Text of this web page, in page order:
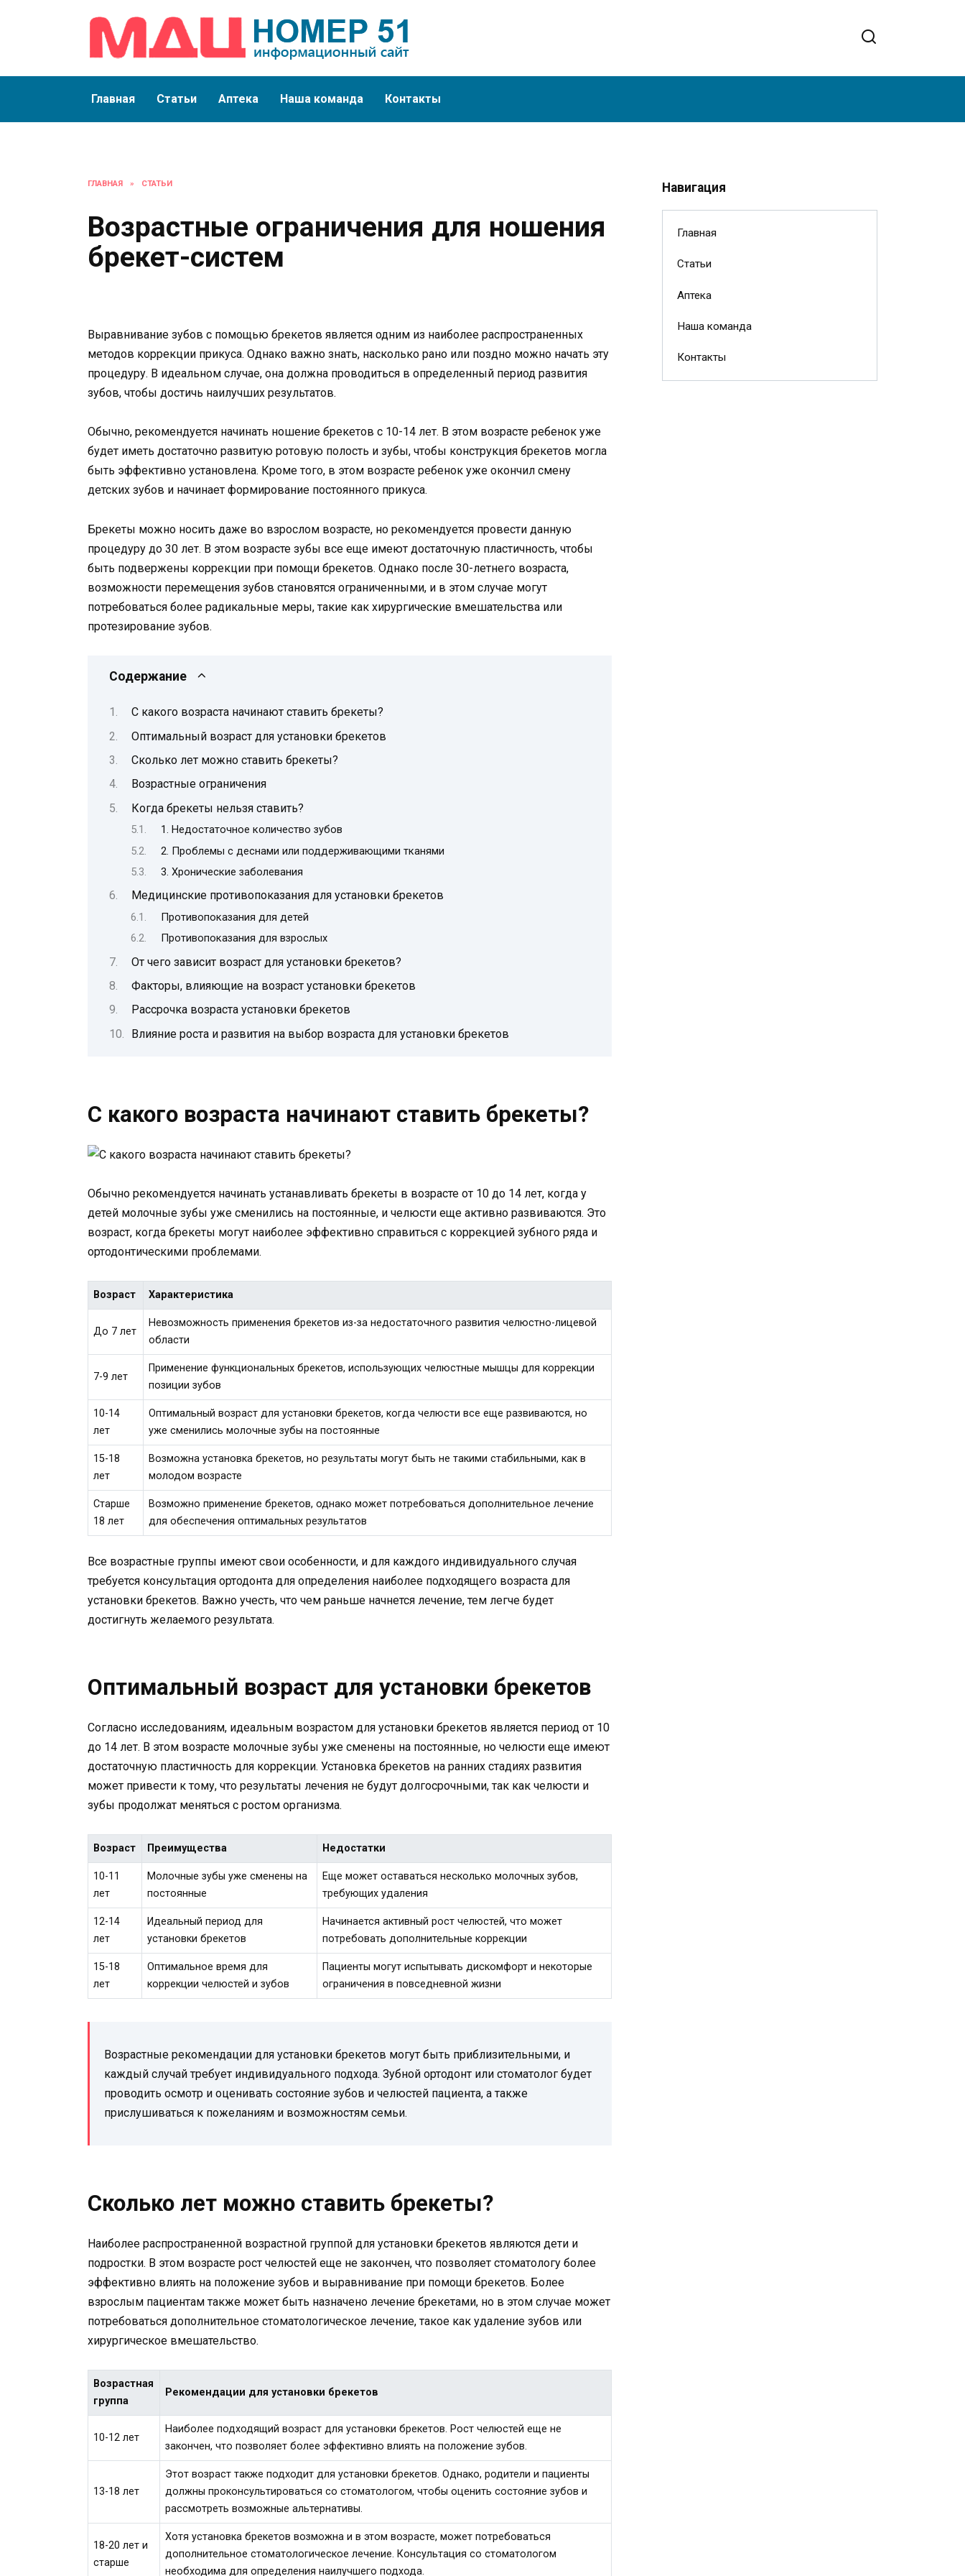
Главная Статьи Аптека Наша команда Контакты
ГЛАВНАЯ » СТАТЬИ
Возрастные ограничения для ношения
брекет-систем
Выравнивание зубов с помощью брекетов является одним из наиболее распространенных
методов коррекции прикуса. Однако важно знать, насколько рано или поздно можно начать эту
процедуру. В идеальном случае, она должна проводиться в определенный период развития
зубов, чтобы достичь наилучших результатов.
Обычно, рекомендуется начинать ношение брекетов с 10-14 лет. В этом возрасте ребенок уже
будет иметь достаточно развитую ротовую полость и зубы, чтобы конструкция брекетов могла
быть эффективно установлена. Кроме того, в этом возрасте ребенок уже окончил смену
детских зубов и начинает формирование постоянного прикуса.
Брекеты можно носить даже во взрослом возрасте, но рекомендуется провести данную
процедуру до 30 лет. В этом возрасте зубы все еще имеют достаточную пластичность, чтобы
быть подвержены коррекции при помощи брекетов. Однако после 30-летнего возраста,
возможности перемещения зубов становятся ограниченными, и в этом случае могут
потребоваться более радикальные меры, такие как хирургические вмешательства или
протезирование зубов.
Содержание
С какого возраста начинают ставить брекеты?
Оптимальный возраст для установки брекетов
Сколько лет можно ставить брекеты?
Возрастные ограничения
Когда брекеты нельзя ставить?
1. Недостаточное количество зубов
2. Проблемы с деснами или поддерживающими тканями
3. Хронические заболевания
Медицинские противопоказания для установки брекетов
Противопоказания для детей
Противопоказания для взрослых
От чего зависит возраст для установки брекетов?
Факторы, влияющие на возраст установки брекетов
Рассрочка возраста установки брекетов
Влияние роста и развития на выбор возраста для установки брекетов
С какого возраста начинают ставить брекеты?
Обычно рекомендуется начинать устанавливать брекеты в возрасте от 10 до 14 лет, когда у
детей молочные зубы уже сменились на постоянные, и челюсти еще активно развиваются. Это
возраст, когда брекеты могут наиболее эффективно справиться с коррекцией зубного ряда и
ортодонтическими проблемами.
Возраст Характеристика
До 7 лет
Невозможность применения брекетов из-за недостаточного развития челюстно-лицевой
области
7-9 лет
Применение функциональных брекетов, использующих челюстные мышцы для коррекции
позиции зубов
10-14
лет
Оптимальный возраст для установки брекетов, когда челюсти все еще развиваются, но
уже сменились молочные зубы на постоянные
15-18
лет
Возможна установка брекетов, но результаты могут быть не такими стабильными, как в
молодом возрасте
Старше
18 лет
Возможно применение брекетов, однако может потребоваться дополнительное лечение
для обеспечения оптимальных результатов
Все возрастные группы имеют свои особенности, и для каждого индивидуального случая
требуется консультация ортодонта для определения наиболее подходящего возраста для
установки брекетов. Важно учесть, что чем раньше начнется лечение, тем легче будет
достигнуть желаемого результата.
Оптимальный возраст для установки брекетов
Согласно исследованиям, идеальным возрастом для установки брекетов является период от 10
до 14 лет. В этом возрасте молочные зубы уже сменены на постоянные, но челюсти еще имеют
достаточную пластичность для коррекции. Установка брекетов на ранних стадиях развития
может привести к тому, что результаты лечения не будут долгосрочными, так как челюсти и
зубы продолжат меняться с ростом организма.
Возраст Преимущества Недостатки
10-11
лет
Молочные зубы уже сменены на
постоянные
Еще может оставаться несколько молочных зубов,
требующих удаления
12-14
лет
Идеальный период для
установки брекетов
Начинается активный рост челюстей, что может
потребовать дополнительные коррекции
15-18
лет
Оптимальное время для
коррекции челюстей и зубов
Пациенты могут испытывать дискомфорт и некоторые
ограничения в повседневной жизни
Возрастные рекомендации для установки брекетов могут быть приблизительными, и
каждый случай требует индивидуального подхода. Зубной ортодонт или стоматолог будет
проводить осмотр и оценивать состояние зубов и челюстей пациента, а также
прислушиваться к пожеланиям и возможностям семьи.
Сколько лет можно ставить брекеты?
Наиболее распространенной возрастной группой для установки брекетов являются дети и
подростки. В этом возрасте рост челюстей еще не закончен, что позволяет стоматологу более
эффективно влиять на положение зубов и выравнивание при помощи брекетов. Более
взрослым пациентам также может быть назначено лечение брекетами, но в этом случае может
потребоваться дополнительное стоматологическое лечение, такое как удаление зубов или
хирургическое вмешательство.
Возрастная
группа
Рекомендации для установки брекетов
10-12 лет
Наиболее подходящий возраст для установки брекетов. Рост челюстей еще не
закончен, что позволяет более эффективно влиять на положение зубов.
13-18 лет
Этот возраст также подходит для установки брекетов. Однако, родители и пациенты
должны проконсультироваться со стоматологом, чтобы оценить состояние зубов и
рассмотреть возможные альтернативы.
18-20 лет и
старше
Хотя установка брекетов возможна и в этом возрасте, может потребоваться
дополнительное стоматологическое лечение. Консультация со стоматологом
необходима для определения наилучшего подхода.
Навигация
Главная
Статьи
Аптека
Наша команда
Контакты